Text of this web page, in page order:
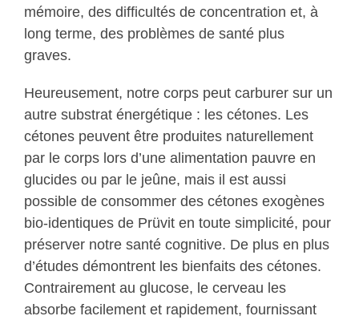
mémoire, des difficultés de concentration et, à
long terme, des problèmes de santé plus
graves.
Heureusement, notre corps peut carburer sur un
autre substrat énergétique : les cétones. Les
cétones peuvent être produites naturellement
par le corps lors d’une alimentation pauvre en
glucides ou par le jeûne, mais il est aussi
possible de consommer des cétones exogènes
bio-identiques de Prüvit en toute simplicité, pour
préserver notre santé cognitive. De plus en plus
d’études démontrent les bienfaits des cétones.
Contrairement au glucose, le cerveau les
absorbe facilement et rapidement, fournissant